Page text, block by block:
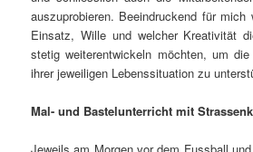
auszuprobieren. Beeindruckend für
Einsatz, Wille und welcher Kreativität
stetig weiterentwickeln möchten, um
ihrer jeweiligen Lebenssituation zu
Mal- und Bastelunterricht mit